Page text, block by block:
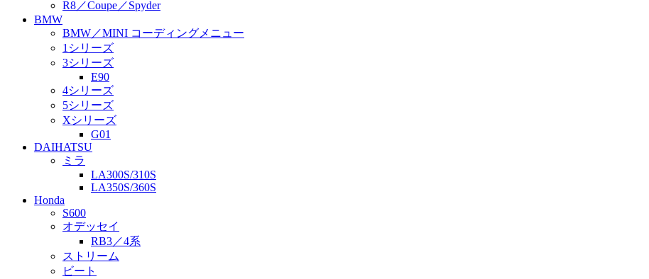
R8／Coupe／Spyder
BMW
BMW／MINI コーディングメニュー
1シリーズ
3シリーズ
E90
4シリーズ
5シリーズ
Xシリーズ
G01
DAIHATSU
ミラ
LA300S/310S
LA350S/360S
Honda
S600
オデッセイ
RB3／4系
ストリーム
ビート